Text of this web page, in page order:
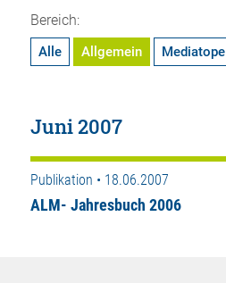
Bereich:
Alle Allgemein Mediatope
Juni 2007
Publikation • 18.06.2007
ALM- Jahresbuch 2006